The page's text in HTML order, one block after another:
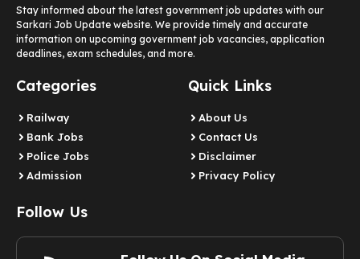
Stay informed about the latest government job updates with our
Sarkari Job Update website. We provide timely and accurate
information on upcoming government job vacancies, application
deadlines, exam schedules, and more.
Categories
Railway
Bank Jobs
Police Jobs
Admission
Quick Links
About Us
Contact Us
Disclaimer
Privacy Policy
Follow Us